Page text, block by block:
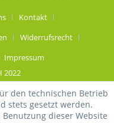
Kontakt
Widerrufsrecht
Impressum
2022
den technischen Betrieb
stets gesetzt werden.
dieser Website